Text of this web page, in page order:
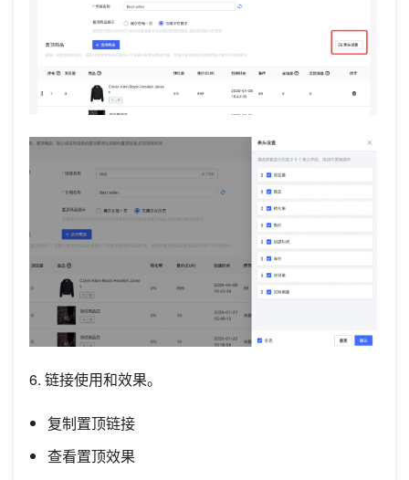
6. 链接使用和效果。
复制置顶链接
查看置顶效果